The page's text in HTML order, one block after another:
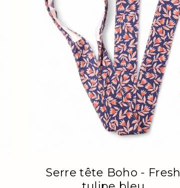
Serre tête Boho - Fresh